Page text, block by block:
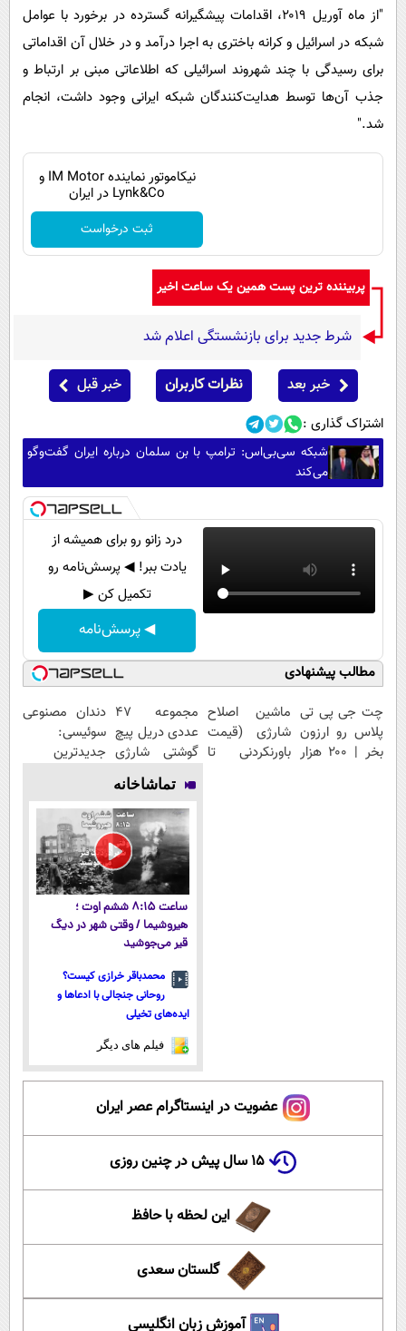
"از ماه آوریل ۲۰۱۹، اقدامات پیشگیرانه گسترده در برخورد با عوامل
شبکه در اسرائیل و کرانه باختری به اجرا درآمد و در خلال آن اقداماتی
برای رسیدگی با چند شهروند اسرائیلی که اطلاعاتی مبنی بر ارتباط و
جذب آن‌ها توسط هدایت‌کنندگان شبکه ایرانی وجود داشت، انجام
شد."
نیکاموتور نماینده IM Motor و
Lynk&Co در ایران
ثبت درخواست
پربیننده ترین پست همین یک ساعت اخیر
شرط جدید برای بازنشستگی اعلام شد
خبر بعد نظرات کاربران خبر قبل
اشتراک گذاری :
شبکه سی‌بی‌اس: ترامپ با بن سلمان درباره ایران گفت‌وگو
می‌کند
درد زانو رو برای همیشه از
یادت ببر! ◀ پرسش‌نامه رو
تکمیل کن ▶
◀ پرسش‌نامه
مطالب پیشنهادی
چت جی پی تی
پلاس رو ارزون
بخر | ۲۰۰ هزار
ماشین اصلاح
شارژی (قیمت
باورنکردنی تا
مجموعه 47
عددی دریل پیچ
گوشتی شارژی
باورنکردنی!!)
دندان مصنوعی
سوئیسی:
جدیدترین
پرداخت قسطی
تماشاخانه
ساعت ۸:۱۵ ششم اوت ؛
هیروشیما / وقتی شهر در دیگ
قیر می‌جوشید
محمدباقر خرازی کیست؟
روحانی جنجالی با ادعاها و
ایده‌های تخیلی
فیلم های دیگر
عضویت در اینستاگرام عصر ایران
۱۵ سال پیش در چنین روزی
این لحظه با حافظ
گلستان سعدی
آموزش زبان انگلیسی